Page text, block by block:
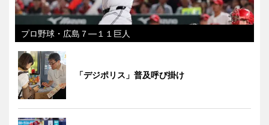
プロ野球・広島７―１１巨人
「デジポリス」普及呼び掛け